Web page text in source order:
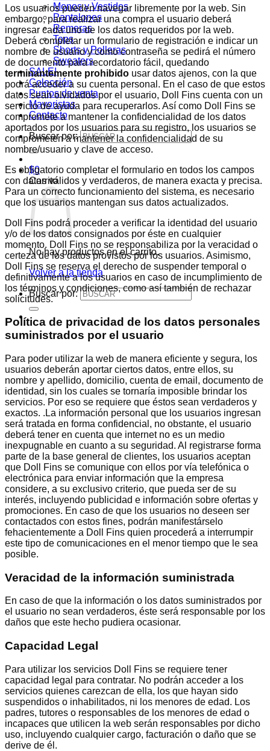
Monos y Vestidos
Pantalones
Remeras
Tops
Shorts y Polleras
Sweaters
SALE!
Colección
Puntos de venta
Mayoristas
Contacto
Buscar por:
$0
Carrito
No hay productos en el carrito.
Volver a la tienda
Buscar por:
Los usuarios pueden navegar libremente por la web. Sin
embargo, para realizar una compra el usuario deberá
ingresar cada uno de los datos requeridos por la web.
Deberá completar un formulario de registración e indicar un
nombre de usuario y como contraseña se pedirá el número
de documento para recordatorio fácil, quedando
terminantemente prohibido usar datos ajenos, con la que
podrá acceder a su cuenta personal. En el caso de que estos
datos sean olvidados por el usuario, Doll Fins cuenta con un
servicio de ayuda para recuperarlos. Así como Doll Fins se
compromete a mantener la confidencialidad de los datos
aportados por los usuarios para su registro, los usuarios se
comprometen a mantener la confidencialidad de su
nombre/usuario y clave de acceso.
Es obligatorio completar el formulario en todos los campos
con datos válidos y verdaderos, de manera exacta y precisa.
Para un correcto funcionamiento del sistema, es necesario
que los usuarios mantengan sus datos actualizados.
Doll Fins podrá proceder a verificar la identidad del usuario
y/o de los datos consignados por éste en cualquier
momento. Doll Fins no se responsabiliza por la veracidad o
certeza de los datos provistos por los usuarios. Asimismo,
Doll Fins se reserva el derecho de suspender temporal o
definitivamente a los usuarios en caso de incumplimiento de
los términos y condiciones, como así también de rechazar
solicitudes.
Política de privacidad de los datos personales
suministrados por el usuario
Para poder utilizar la web de manera eficiente y segura, los
usuarios deberán aportar ciertos datos, entre ellos, su
nombre y apellido, domicilio, cuenta de email, documento de
identidad, sin los cuales se tornaría imposible brindar los
servicios. Por eso se requiere que éstos sean verdaderos y
exactos. .La información personal que los usuarios ingresan
será tratada en forma confidencial, no obstante, el usuario
deberá tener en cuenta que internet no es un medio
inexpugnable en cuanto a su seguridad. Al registrarse forma
parte de la base general de clientes, los usuarios aceptan
que Doll Fins se comunique con ellos por vía telefónica o
electrónica para enviar información que la empresa
considere, a su exclusivo criterio, que pueda ser de su
interés, incluyendo publicidad e información sobre ofertas y
promociones. En caso de que los usuarios no deseen ser
contactados con estos fines, podrán manifestárselo
fehacientemente a Doll Fins quien procederá a interrumpir
este tipo de comunicaciones en el menor tiempo que le sea
posible.
Veracidad de la información suministrada
En caso de que la información o los datos suministrados por
el usuario no sean verdaderos, éste será responsable por los
daños que este hecho pudiera ocasionar.
Capacidad Legal
Para utilizar los servicios Doll Fins se requiere tener
capacidad legal para contratar. No podrán acceder a los
servicios quienes carezcan de ella, los que hayan sido
suspendidos o inhabilitados, ni los menores de edad. Los
padres, tutores o responsables de los menores de edad o
incapaces que utilicen la web serán responsables por dicho
uso, incluyendo cualquier cargo, facturación o daño que se
derive de él.